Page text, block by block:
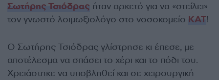
Σωτήρης Τσιόδρας ήταν αρκετό για να «στείλει»
τον γνωστό λοιμωξιολόγο στο νοσοκομείο ΚΑΤ!
Ο Σωτήρης Τσιόδρας γλίστρησε κι έπεσε, με
αποτέλεσμα να σπάσει το χέρι και το πόδι του.
Χρειάστηκε να υποβληθεί και σε χειρουργική